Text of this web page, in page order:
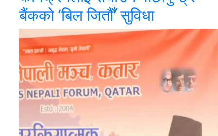
बैंकको ‘बिल जितौँ’ सुविधा